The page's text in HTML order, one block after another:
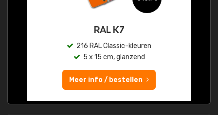
RAL K7
216 RAL Classic-kleuren
5 x 15 cm, glanzend
Meer info / bestellen